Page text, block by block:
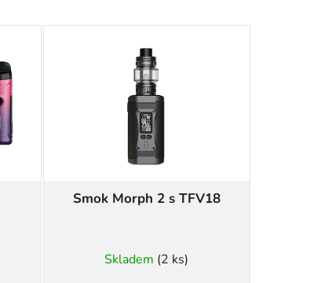
e
Smok Morph 2 s TFV18
Skladem (2 ks)